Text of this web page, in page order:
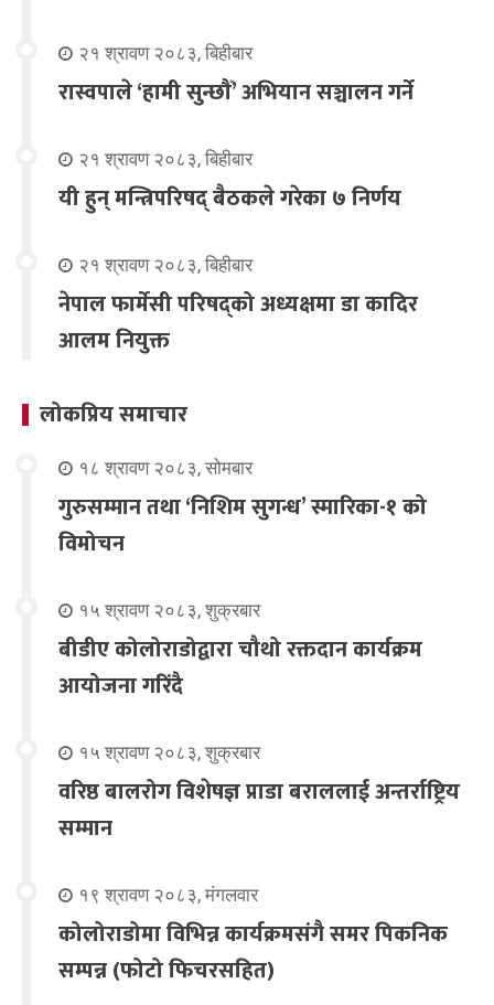
२१ श्रावण २०८३, बिहीबार
रास्वपाले ‘हामी सुन्छौँ’ अभियान सञ्चालन गर्ने
२१ श्रावण २०८३, बिहीबार
यी हुन् मन्त्रिपरिषद् बैठकले गरेका ७ निर्णय
२१ श्रावण २०८३, बिहीबार
नेपाल फार्मेसी परिषद्को अध्यक्षमा डा कादिर
आलम नियुक्त
लोकप्रिय समाचार
१८ श्रावण २०८३, सोमबार
गुरुसम्मान तथा ‘निशिम सुगन्ध’ स्मारिका-१ को
विमोचन
१५ श्रावण २०८३, शुक्रबार
बीडीए कोलोराडोद्वारा चौथो रक्तदान कार्यक्रम
आयोजना गरिंदै
१५ श्रावण २०८३, शुक्रबार
वरिष्ठ बालरोग विशेषज्ञ प्राडा बराललाई अन्तर्राष्ट्रिय
सम्मान
१९ श्रावण २०८३, मंगलवार
कोलोराडोमा विभिन्न कार्यक्रमसंगै समर पिकनिक
सम्पन्न (फोटो फिचरसहित)